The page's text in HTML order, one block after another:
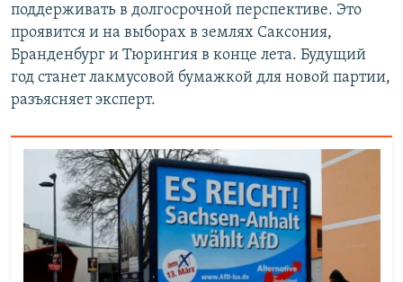
поддерживать в долгосрочной перспективе. Это
проявится и на выборах в землях Саксония,
Бранденбург и Тюрингия в конце лета. Будущий
год станет лакмусовой бумажкой для новой партии,
разъясняет эксперт.